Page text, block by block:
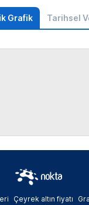
Grafik Tarihsel
Çeyrek altın fiyatı